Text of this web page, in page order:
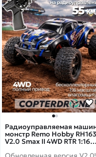
Радиоуправляемая
монстр Remo Hobby
V2.0 Smax II 4WD RTR 1:16